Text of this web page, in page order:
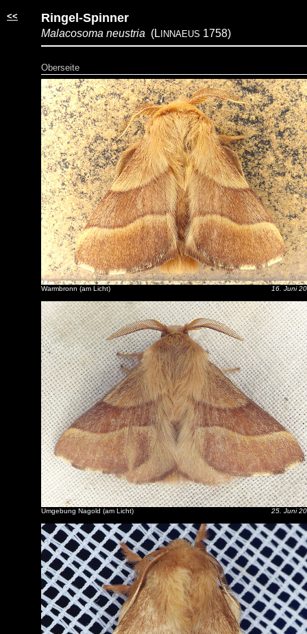
<< Ringel-Spinner
Malacosoma neustria (L INNAEUS 1758)
Oberseite
Warmbronn (am Licht) 16. Juni
Umgebung Nagold (am Licht) 25. Juni